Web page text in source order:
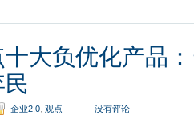
大负优化产品
企业2.0 观点 没有评论